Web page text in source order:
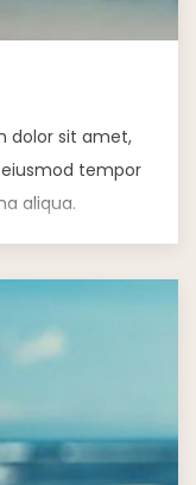
dolor sit amet,
tempor
aliqua.